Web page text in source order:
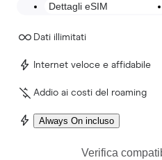
Dettagli eSIM
Dati illimitati
Internet veloce e affidabile
Addio ai costi del roaming
Always On incluso
Verifica